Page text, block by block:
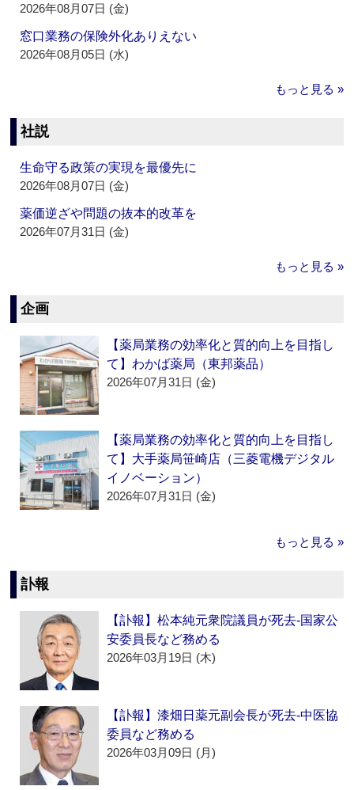
2026年08月07日 (金)
窓口業務の保険外化ありえない
2026年08月05日 (水)
もっと見る »
社説
生命守る政策の実現を最優先に
2026年08月07日 (金)
薬価逆ざや問題の抜本的改革を
2026年07月31日 (金)
もっと見る »
企画
【薬局業務の効率化と質的向上を目指し
て】わかば薬局（東邦薬品）
2026年07月31日 (金)
【薬局業務の効率化と質的向上を目指し
て】大手薬局笹崎店（三菱電機デジタル
イノベーション）
2026年07月31日 (金)
もっと見る »
訃報
【訃報】松本純元衆院議員が死去‐国家公
安委員長など務める
2026年03月19日 (木)
【訃報】漆畑日薬元副会長が死去‐中医協
委員など務める
2026年03月09日 (月)